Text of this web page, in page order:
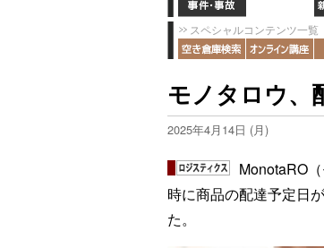
スペシャルコンテンツ一覧
モノタロウ、
2025年4月14日 (月)
MonotaRO
時に商品の配達予定日
た。